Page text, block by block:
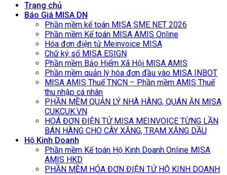
Trang chủ
Báo Giá MISA DN
Phần mềm kế toán MISA SME NET 2026
Phần mềm Kế toán MISA AMIS Online
Hóa đơn điện tử Meinvoice MISA
Chữ ký số MISA ESIGN
Phần mềm Bảo Hiểm Xã Hội MISA AMIS
Phần mềm quản lý hóa đơn đầu vào MISA INBOT
MISA AMIS Thuế TNCN – Phần mềm AMIS Thuế
thu nhập cá nhân
PHẦN MỀM QUẢN LÝ NHÀ HÀNG, QUÁN ĂN MISA
CUKCUK.VN
HOÁ ĐƠN ĐIỆN TỬ MISA MEINVOICE TỪNG LẦN
BÁN HÀNG CHO CÂY XĂNG, TRẠM XĂNG DẦU
Hộ Kinh Doanh
Phần mềm Kế toán Hộ Kinh Doanh Online MISA
AMIS HKD
PHẦN MỀM HÓA ĐƠN ĐIỆN TỬ HỘ KINH DOANH